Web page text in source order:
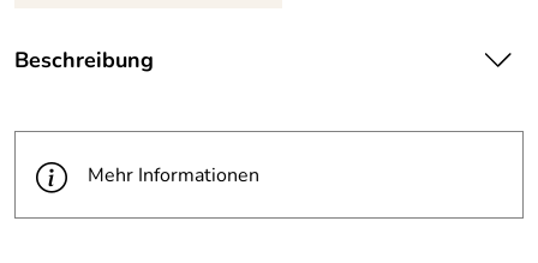
Beschreibung
Mikroverzahnung, grün. Diese Schere gehört in jede
Küche!
Die Scherenblätter der Universalschere sind aus
Mehr Informationen